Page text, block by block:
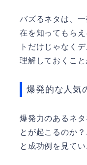
バズるネタは、
在を知ってもら
トだけじゃなく
理解しておくこと
爆発的な人気
爆発力のあるネ
とが起こるのか
と成功例を見てい